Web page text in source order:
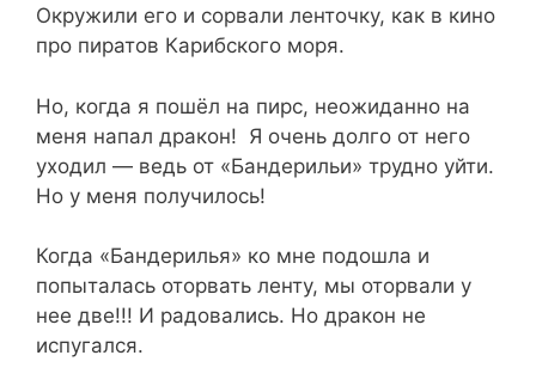
Окружили его и сорвали ленточку, как в кино
про пиратов Карибского моря.
Но, когда я пошёл на пирс, неожиданно на
меня напал дракон! Я очень долго от него
уходил — ведь от «Бандерильи» трудно уйти.
Но у меня получилось!
Когда «Бандерилья» ко мне подошла и
попыталась оторвать ленту, мы оторвали у
нее две!!! И радовались. Но дракон не
испугался.